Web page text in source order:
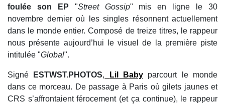
foulée son EP "Street Gossip" mis en ligne le 30
novembre dernier où les singles résonnent actuellement
dans le monde entier. Composé de treize titres, le rappeur
nous présente aujourd’hui le visuel de la première piste
intitulée "Global".
Signé ESTWST.PHOTOS, Lil Baby parcourt le monde
dans ce morceau. De passage à Paris où gilets jaunes et
CRS s’affrontaient férocement (et ça continue), le rappeur